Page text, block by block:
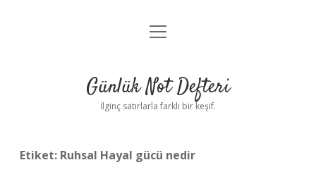
Anasayfa
Yasal Uyarı
menüyü
Günlük Not Defteri
İlginç satırlarla farklı bir keşif.
Etiket: Ruhsal Hayal gücü nedir